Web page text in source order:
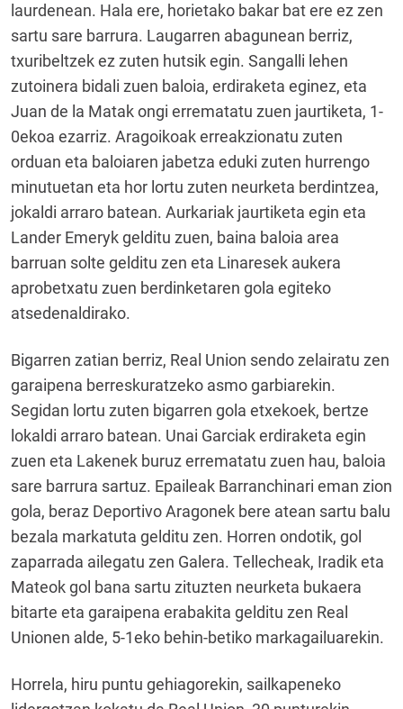
laurdenean. Hala ere, horietako bakar bat ere ez zen
sartu sare barrura. Laugarren abagunean berriz,
txuribeltzek ez zuten hutsik egin. Sangalli lehen
zutoinera bidali zuen baloia, erdiraketa eginez, eta
Juan de la Matak ongi errematatu zuen jaurtiketa, 1-
0ekoa ezarriz. Aragoikoak erreakzionatu zuten
orduan eta baloiaren jabetza eduki zuten hurrengo
minutuetan eta hor lortu zuten neurketa berdintzea,
jokaldi arraro batean. Aurkariak jaurtiketa egin eta
Lander Emeryk gelditu zuen, baina baloia area
barruan solte gelditu zen eta Linaresek aukera
aprobetxatu zuen berdinketaren gola egiteko
atsedenaldirako.
Bigarren zatian berriz, Real Union sendo zelairatu zen
garaipena berreskuratzeko asmo garbiarekin.
Segidan lortu zuten bigarren gola etxekoek, bertze
lokaldi arraro batean. Unai Garciak erdiraketa egin
zuen eta Lakenek buruz errematatu zuen hau, baloia
sare barrura sartuz. Epaileak Barranchinari eman zion
gola, beraz Deportivo Aragonek bere atean sartu balu
bezala markatuta gelditu zen. Horren ondotik, gol
zaparrada ailegatu zen Galera. Tellecheak, Iradik eta
Mateok gol bana sartu zituzten neurketa bukaera
bitarte eta garaipena erabakita gelditu zen Real
Unionen alde, 5-1eko behin-betiko markagailuarekin.
Horrela, hiru puntu gehiagorekin, sailkapeneko